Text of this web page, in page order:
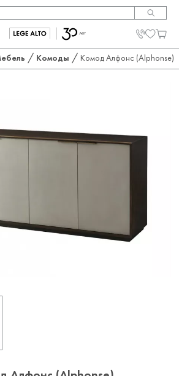
/ Комоды / Комод Алфонс (Alphonse)